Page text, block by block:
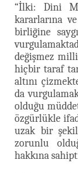
“İlki: Dini
kararlarına
birliğine
değişmez
hiçbir taraf
altını
da
olduğu
özgürlükle
uzak bir
zorunlu
hakkına